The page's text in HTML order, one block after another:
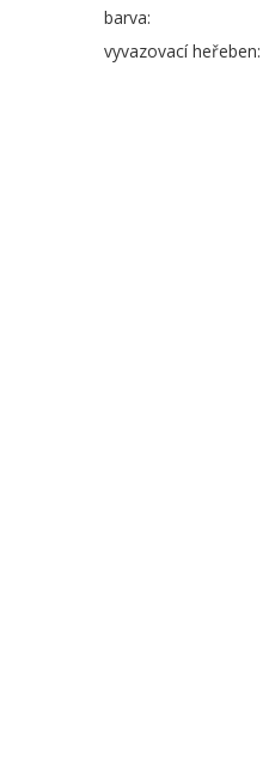
barva:
vyvazovací heřeben: